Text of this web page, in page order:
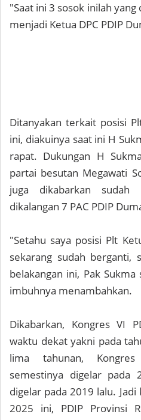
"Saat ini 3 sosok inilah yang
menjadi Ketua DPC PDIP
Ditanyakan terkait posisi
ini, diakuinya saat ini H
rapat. Dukungan H
partai besutan Megawati
juga dikabarkan sudah
dikalangan 7 PAC PDIP
"Setahu saya posisi Plt
sekarang sudah berganti,
belakangan ini, Pak
imbuhnya menambahkan.
Dikabarkan, Kongres VI
waktu dekat yakni pada
lima tahunan,
semestinya digelar pada
digelar pada 2019 lalu.
2025 ini, PDIP Provinsi